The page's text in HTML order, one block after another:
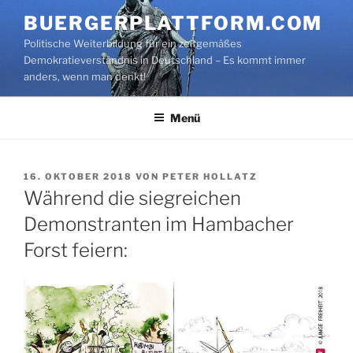
Inhalt
springen
BUERGERPLATTFORM.COM
Politische Weiterbildung für ein zeitgemäßes
Demokratieverständnis in Deutschland – Es kommt immer
anders, wenn man denkt!
Menü
VERÖFFENTLICHT
AM
16. OKTOBER 2018 VON PETER HOLLATZ
Während die siegreichen
Demonstranten im Hambacher
Forst feiern: